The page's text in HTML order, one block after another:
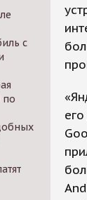
с
по